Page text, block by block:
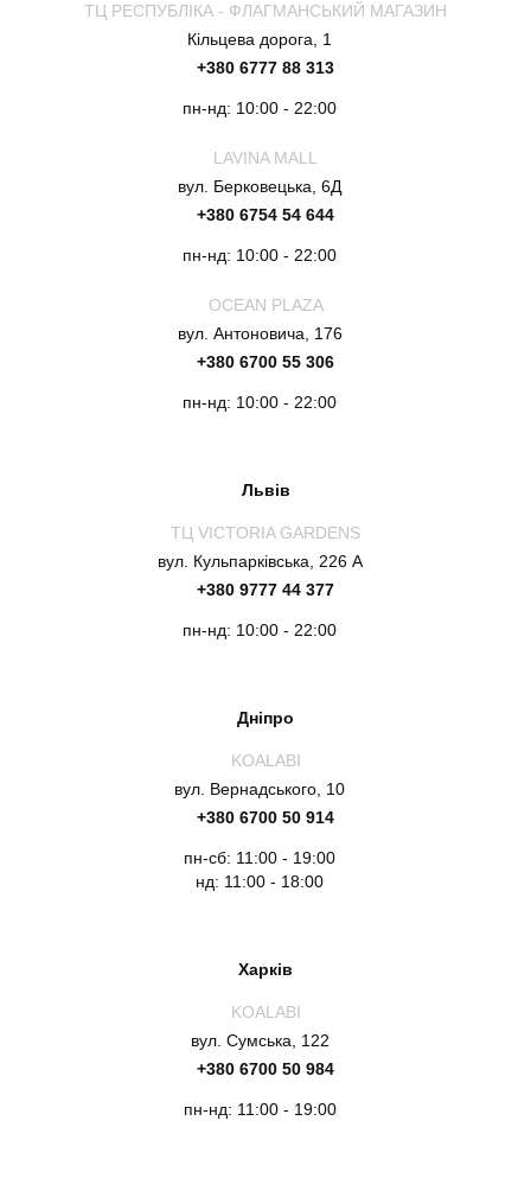
ТЦ РЕСПУБЛІКА - ФЛАГМАНСЬКИЙ МАГАЗИН
Кільцева дорога, 1
+380 6777 88 313
пн-нд: 10:00 - 22:00
LAVINA MALL
вул. Берковецька, 6Д
+380 6754 54 644
пн-нд: 10:00 - 22:00
OCEAN PLAZA
вул. Антоновича, 176
+380 6700 55 306
пн-нд: 10:00 - 22:00
Львів
ТЦ VICTORIA GARDENS
вул. Кульпарківська, 226 А
+380 9777 44 377
пн-нд: 10:00 - 22:00
Дніпро
KOALABI
вул. Вернадського, 10
+380 6700 50 914
пн-сб: 11:00 - 19:00
нд: 11:00 - 18:00
Харків
KOALABI
вул. Сумська, 122
+380 6700 50 984
пн-нд: 11:00 - 19:00